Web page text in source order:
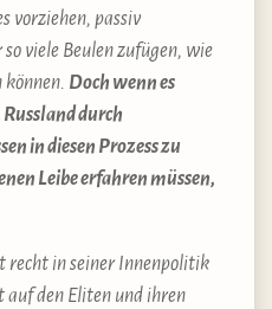
vorziehen, passiv
viele Beulen zufügen, wie
können. Doch wenn es
durch
in diesen Prozess zu
Leibe erfahren müssen,
recht in seiner Innenpolitik
den Eliten und ihren